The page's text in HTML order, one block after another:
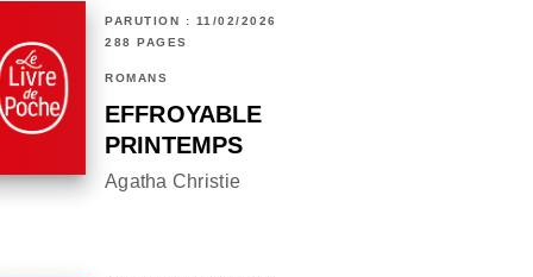
PARUTION : 11/02/2026
288 PAGES
ROMANS
EFFROYABLE
PRINTEMPS
Agatha Christie